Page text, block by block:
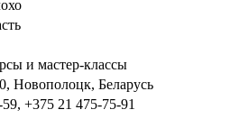
и мастер-классы
Новополоцк, Беларусь
+375 21 475-75-91